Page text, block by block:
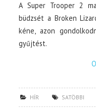
A Super Trooper 2
büdzsét a Broken
kéne, azon
gyűjtést.
HÍR SATÖBBI